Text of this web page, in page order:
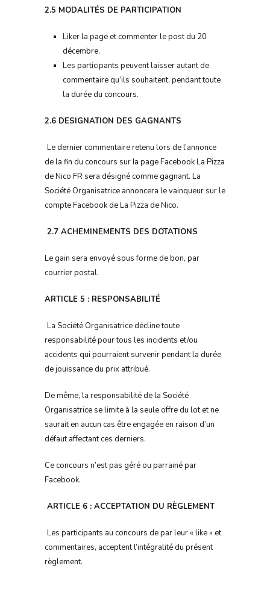
2.5 MODALITÉS DE PARTICIPATION
Liker la page et commenter le post du 20
décembre.
Les participants peuvent laisser autant de
commentaire qu’ils souhaitent, pendant toute
la durée du concours.
2.6 DESIGNATION DES GAGNANTS
Le dernier commentaire retenu lors de l’annonce
de la fin du concours sur Ia page Facebook La Pizza
de Nico FR sera désigné comme gagnant. La
Société Organisatrice annoncera le vainqueur sur le
compte Facebook de La Pizza de Nico.
2.7 ACHEMINEMENTS DES DOTATIONS
Le gain sera envoyé sous forme de bon, par
courrier postal.
ARTICLE 5 : RESPONSABILITÉ
La Société Organisatrice décline toute
responsabilité pour tous les incidents et/ou
accidents qui pourraient survenir pendant la durée
de jouissance du prix attribué.
De même, la responsabilité de la Société
Organisatrice se limite à la seule offre du lot et ne
saurait en aucun cas être engagée en raison d’un
défaut affectant ces derniers.
Ce concours n’est pas géré ou parrainé par
Facebook.
ARTICLE 6 : ACCEPTATION DU RÈGLEMENT
Les participants au concours de par leur « like » et
commentaires, acceptent l’intégralité du présent
règlement.